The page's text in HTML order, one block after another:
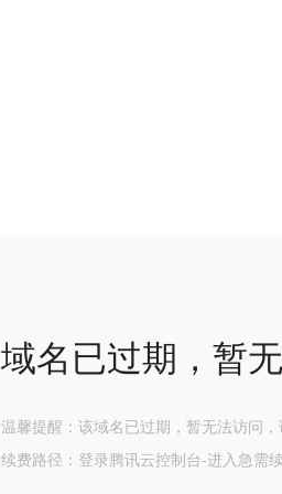
域名已过期，暂
温馨提醒：该域名已过期，暂无法访问
续费路径：登录腾讯云控制台-进入急需